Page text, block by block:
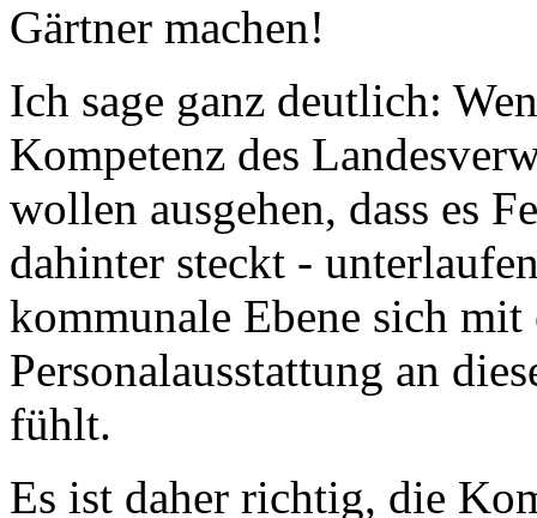
Gärtner machen!
Ich sage ganz deutlich:
Kompetenz des
wollen ausgehen, dass es
dahinter steckt -
kommunale Ebene sich
Personalausstattung an
fühlt.
Es ist daher richtig, die